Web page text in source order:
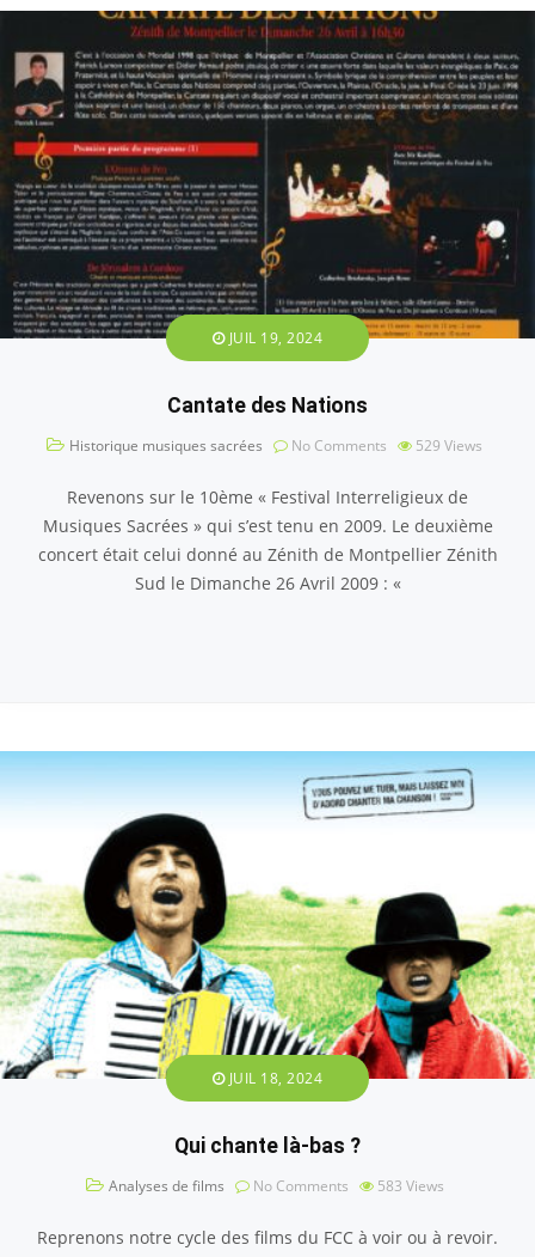
JUIL 19, 2024
Cantate des Nations
Historique musiques sacrées No Comments 529 Views
Revenons sur le 10ème « Festival Interreligieux de
Musiques Sacrées » qui s’est tenu en 2009. Le deuxième
concert était celui donné au Zénith de Montpellier Zénith
Sud le Dimanche 26 Avril 2009 : «
JUIL 18, 2024
Qui chante là-bas ?
Analyses de films No Comments 583 Views
Reprenons notre cycle des films du FCC à voir ou à revoir.